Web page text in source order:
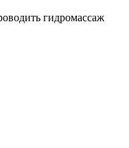
гидромассаж